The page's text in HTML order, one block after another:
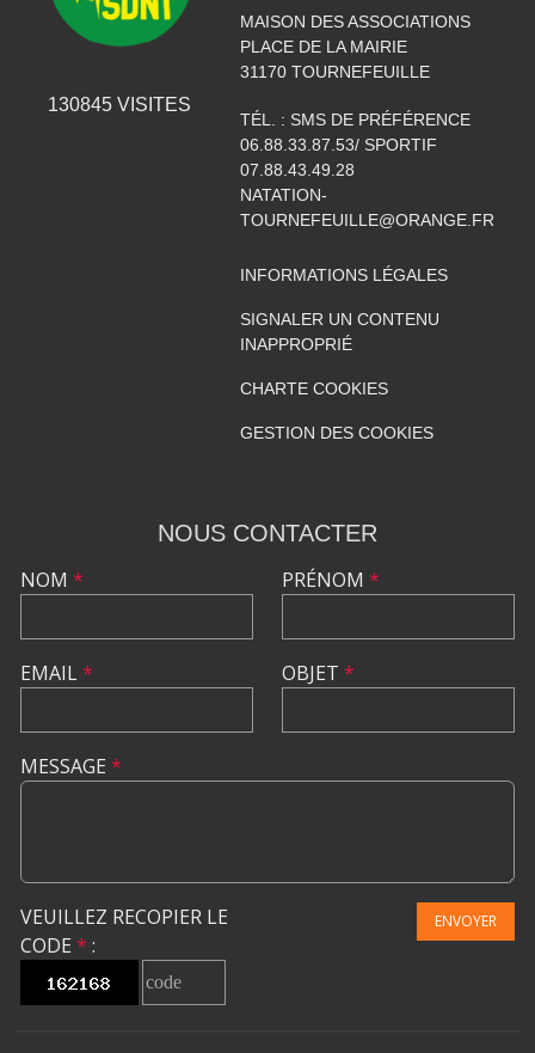
130845 VISITES
MAISON DES ASSOCIATIONS
PLACE DE LA MAIRIE
31170 TOURNEFEUILLE
TÉL. : SMS DE PRÉFÉRENCE
06.88.33.87.53/ SPORTIF
07.88.43.49.28
NATATION-
TOURNEFEUILLE@ORANGE.FR
INFORMATIONS LÉGALES
SIGNALER UN CONTENU
INAPPROPRIÉ
CHARTE COOKIES
GESTION DES COOKIES
NOUS CONTACTER
NOM *
EMAIL*
PRÉNOM *
OBJET *
MESSAGE *
VEUILLEZ RECOPIER LE
CODE * :
ENVOYER